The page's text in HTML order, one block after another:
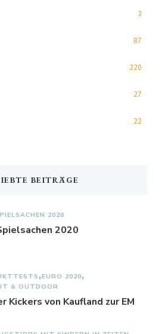
3
87
220
27
22
BEITRÄGE
2020
2020
EURO 2020
& OUTDOOR
Kickers von Kaufland zur EM